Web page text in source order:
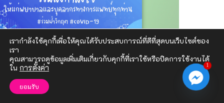
Multimedia
ผลงานนักศึกษา
เรากำลังใช้คุกกี้เพื่อให้คุณได้รับประสบการณ์ที่ดีที่สุดบนเว็บไซต์ของ
เรา
คุณสามารถดูข้อมูลเพิ่มเติมเกี่ยวกับคุกกี้ที่เราใช้หรือปิดการใช้งานได้
ใน การตั้งค่า
ยอมรับ
1